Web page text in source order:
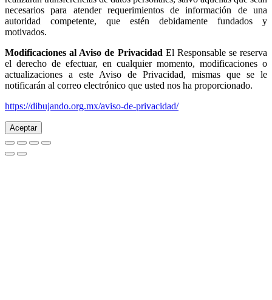
necesarios para atender requerimientos de información de una
autoridad competente, que estén debidamente fundados y
motivados.
Modificaciones al Aviso de Privacidad El Responsable se reserva
el derecho de efectuar, en cualquier momento, modificaciones o
actualizaciones a este Aviso de Privacidad, mismas que se le
notificarán al correo electrónico que usted nos ha proporcionado.
https://dibujando.org.mx/aviso-de-privacidad/
Aceptar